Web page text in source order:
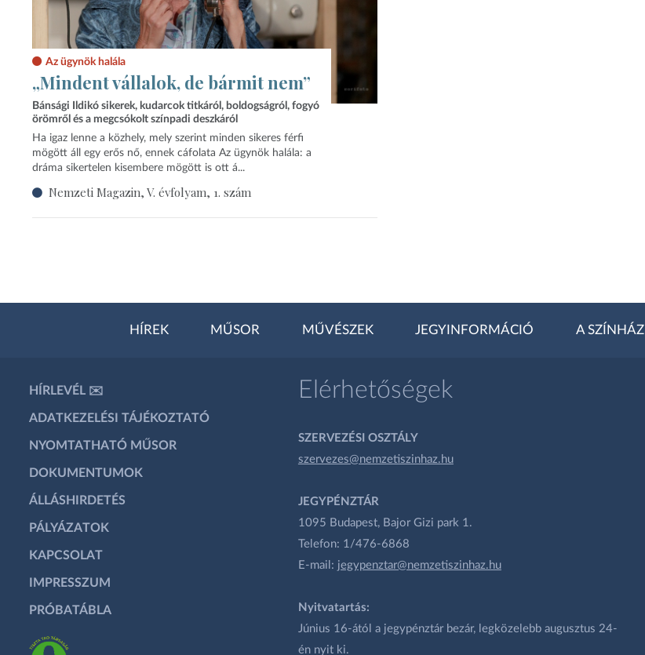
Az ügynök halála
„Mindent vállalok, de bármit nem”
Bánsági Ildikó sikerek, kudarcok titkáról, boldogságról, fogyó
örömről és a megcsókolt színpadi deszkáról
Ha igaz lenne a közhely, mely szerint minden sikeres férfi
mögött áll egy erős nő, ennek cáfolata Az ügynök halála: a
dráma sikertelen kisembere mögött is ott á...
Nemzeti Magazin, V. évfolyam, 1. szám
HÍREK MŰSOR MŰVÉSZEK JEGYINFORMÁCIÓ A SZÍNHÁZ
HÍRLEVÉL ✉️
ADATKEZELÉSI TÁJÉKOZTATÓ
NYOMTATHATÓ MŰSOR
DOKUMENTUMOK
ÁLLÁSHIRDETÉS
PÁLYÁZATOK
KAPCSOLAT
IMPRESSZUM
PRÓBATÁBLA
Elérhetőségek
SZERVEZÉSI OSZTÁLY
szervezes@nemzetiszinhaz.hu
JEGYPÉNZTÁR
1095 Budapest, Bajor Gizi park 1.
Telefon: 1/476-6868
E-mail: jegypenztar@nemzetiszinhaz.hu
Nyitvatartás:
Június 16-ától a jegypénztár bezár, legközelebb augusztus 24-
én nyit ki.